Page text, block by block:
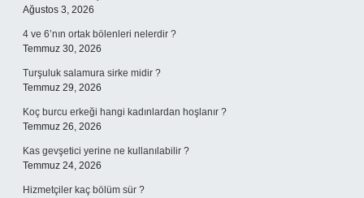
Ağustos 3, 2026
4 ve 6’nın ortak bölenleri nelerdir ?
Temmuz 30, 2026
Turşuluk salamura sirke midir ?
Temmuz 29, 2026
Koç burcu erkeği hangi kadınlardan hoşlanır ?
Temmuz 26, 2026
Kas gevşetici yerine ne kullanılabilir ?
Temmuz 24, 2026
Hizmetçiler kaç bölüm sür ?